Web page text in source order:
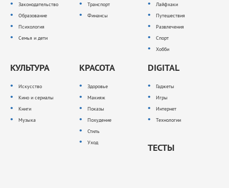
Законодательство
Образование
Психология
Семья и дети
Транспорт
Финансы
Лайфхаки
Путешествия
Развлечения
Спорт
Хобби
КУЛЬТУРА
Искусство
Кино и сериалы
Книги
Музыка
КРАСОТА
Здоровье
Макияж
Показы
Похудение
Стиль
Уход
DIGITAL
Гаджеты
Игры
Интернет
Технологии
ТЕСТЫ